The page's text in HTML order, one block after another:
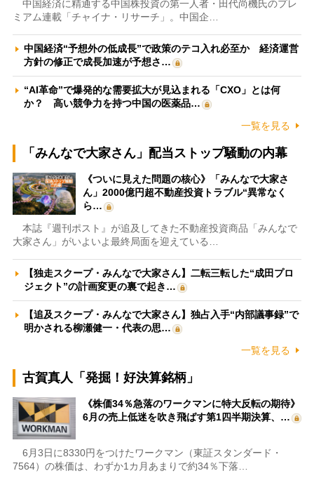
中国経済に精通する中国株投資の第一人者・田代尚機氏のプレ
ミアム連載「チャイナ・リサーチ」。中国企…
中国経済“予想外の低成長”で政策のテコ入れ必至か 経済運営
方針の修正で成長加速が予想さ…
“AI革命”で爆発的な需要拡大が見込まれる「CXO」とは何
か？ 高い競争力を持つ中国の医薬品…
一覧を見る
「みんなで大家さん」配当ストップ騒動の内幕
《ついに見えた問題の核心》「みんなで大家さ
ん」2000億円超不動産投資トラブル“異常なく
ら…
本誌『週刊ポスト』が追及してきた不動産投資商品「みんなで
大家さん」がいよいよ最終局面を迎えている…
【独走スクープ・みんなで大家さん】二転三転した“成田プロ
ジェクト”の計画変更の裏で起き…
【追及スクープ・みんなで大家さん】独占入手“内部議事録”で
明かされる柳瀬健一・代表の思…
一覧を見る
古賀真人「発掘！好決算銘柄」
《株価34％急落のワークマンに特大反転の期待》
6月の売上低迷を吹き飛ばす第1四半期決算、…
6月3日に8330円をつけたワークマン（東証スタンダード・
7564）の株価は、わずか1カ月あまりで約34％下落…